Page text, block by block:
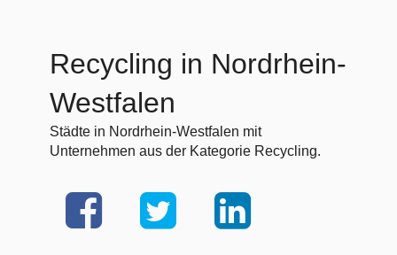
Recycling in Nordrhein-
Westfalen
Städte in Nordrhein-Westfalen mit
Unternehmen aus der Kategorie Recycling.